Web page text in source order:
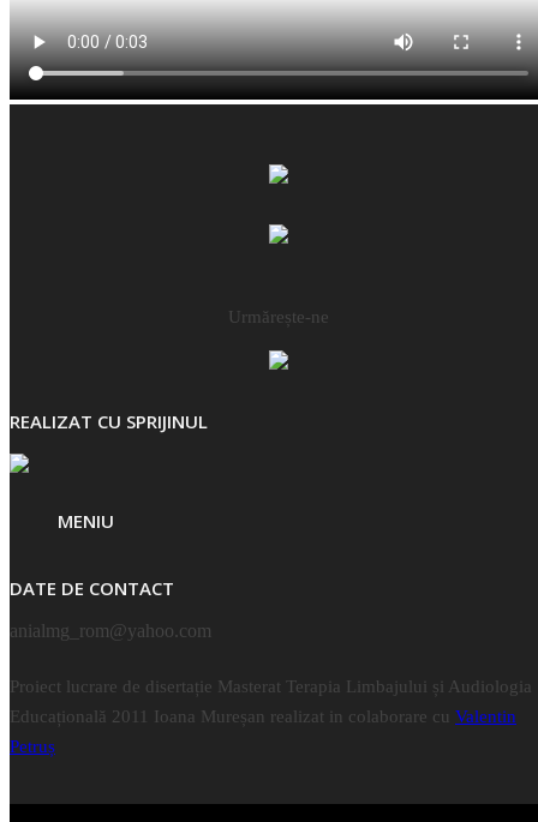
Urmărește-ne
REALIZAT CU SPRIJINUL
MENIU
DATE DE CONTACT
anialmg_rom@yahoo.com
Proiect lucrare de disertație Masterat Terapia Limbajului și Audiologia
Educațională 2011 Ioana Mureșan realizat in colaborare cu Valentin
Petruș